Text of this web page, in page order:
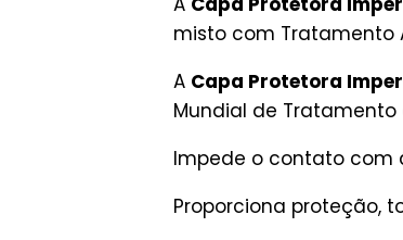
misto com Tratamento
A Capa Protetora
Mundial de
Impede o contato com
Proporciona proteção,